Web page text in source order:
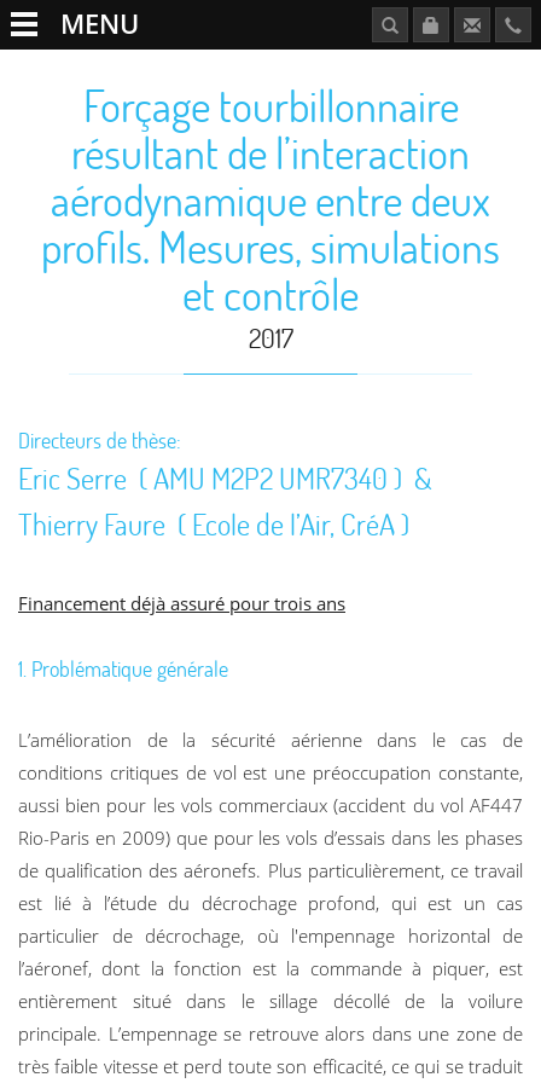
MENU
Forçage tourbillonnaire
résultant de l’interaction
aérodynamique entre deux
profils. Mesures, simulations
et contrôle
2017
Directeurs de thèse:
Eric Serre ( AMU M2P2 UMR7340 ) &
Thierry Faure ( Ecole de l’Air, CréA )
Financement déjà assuré pour trois ans
1. Problématique générale
L’amélioration de la sécurité aérienne dans le cas de
conditions critiques de vol est une préoccupation constante,
aussi bien pour les vols commerciaux (accident du vol AF447
Rio-Paris en 2009) que pour les vols d’essais dans les phases
de qualification des aéronefs. Plus particulièrement, ce travail
est lié à l’étude du décrochage profond, qui est un cas
particulier de décrochage, où l'empennage horizontal de
l’aéronef, dont la fonction est la commande à piquer, est
entièrement situé dans le sillage décollé de la voilure
principale. L’empennage se retrouve alors dans une zone de
très faible vitesse et perd toute son efficacité, ce qui se traduit